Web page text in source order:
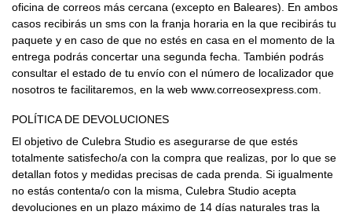
oficina de correos más cercana (excepto en Baleares). En ambos
casos recibirás un sms con la franja horaria en la que recibirás tu
paquete y en caso de que no estés en casa en el momento de la
entrega podrás concertar una segunda fecha. También podrás
consultar el estado de tu envío con el número de localizador que
nosotros te facilitaremos, en la web www.correosexpress.com
POLÍTICA DE DEVOLUCIONES
El objetivo de Culebra Studio es asegurarse de que estés
totalmente satisfecho/a con la compra que realizas, por lo que se
detallan fotos y medidas precisas de cada prenda. Si igualmente
no estás contenta/o con la misma, Culebra Studio acepta
devoluciones en un plazo máximo de 14 días naturales tras la